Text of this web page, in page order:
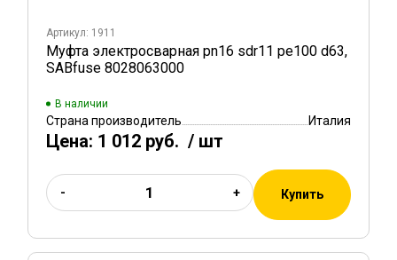
Артикул: 1911
Муфта электросварная pn16 sdr11 pe100 d63,
SABfuse 8028063000
В наличии
Страна производитель Италия
Цена: 1 012 руб. / шт
- + Купить